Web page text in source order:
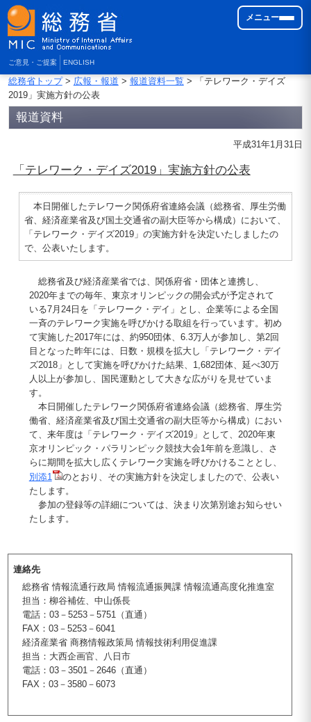
ご意見・ご提案 ENGLISH
メニュー
総務省トップ> 広報・報道 > 報道資料一覧> 「テレワーク・デイズ
2019」実施方針の公表
報道資料
平成31年1月31日
「テレワーク・デイズ2019」実施方針の公表
本日開催したテレワーク関係府省連絡会議（総務省、厚生労働
省、経済産業省及び国土交通省の副大臣等から構成）において、
「テレワーク・デイズ2019」の実施方針を決定いたしましたの
で、公表いたします。
総務省及び経済産業省では、関係府省・団体と連携し、
2020年までの毎年、東京オリンピックの開会式が予定されて
いる7月24日を「テレワーク・デイ」とし、企業等による全国
一斉のテレワーク実施を呼びかける取組を行っています。初め
て実施した2017年には、約950団体、6.3万人が参加し、第2回
目となった昨年には、日数・規模を拡大し「テレワーク・デイ
ズ2018」として実施を呼びかけた結果、1,682団体、延べ30万
人以上が参加し、国民運動として大きな広がりを見せていま
す。
本日開催したテレワーク関係府省連絡会議（総務省、厚生労
働省、経済産業省及び国土交通省の副大臣等から構成）におい
て、来年度は「テレワーク・デイズ2019」として、2020年東
京オリンピック・パラリンピック競技大会1年前を意識し、さ
らに期間を拡大し広くテレワーク実施を呼びかけることとし、
別添1
のとおり、その実施方針を決定しましたので、公表い
たします。
参加の登録等の詳細については、決まり次第別途お知らせい
たします。
連絡先
総務省 情報流通行政局 情報流通振興課 情報流通高度化推進室
担当：柳谷補佐、中山係長
電話：03－5253－5751（直通）
FAX：03－5253－6041
経済産業省 商務情報政策局 情報技術利用促進課
担当：大西企画官、八日市
電話：03－3501－2646（直通）
FAX：03－3580－6073